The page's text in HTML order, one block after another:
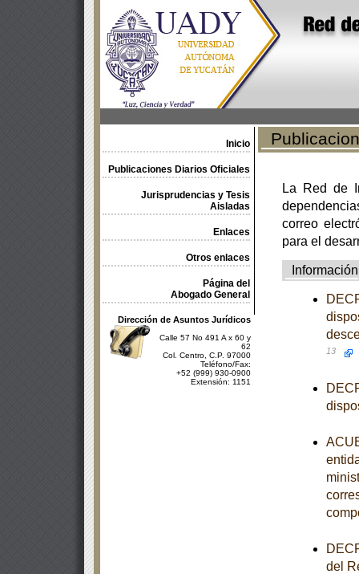
Inicio
Publicaciones Diarios Oficiales
Jurisprudencias y Tesis
Aisladas
Enlaces
Otros enlaces
Página del
Abogado General
Dirección de Asuntos Jurídicos
Calle 57 No 491 A x 60 y
62
Col. Centro, C.P. 97000
Teléfono/Fax:
+52 (999) 930-0900
Extensión: 1151
La Red de
correo
para el
Información
13
del